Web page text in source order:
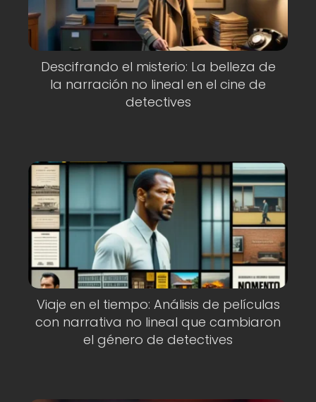
Descifrando el misterio: La belleza de
la narración no lineal en el cine de
detectives
Viaje en el tiempo: Análisis de películas
con narrativa no lineal que cambiaron
el género de detectives